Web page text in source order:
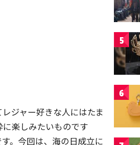
ジャー好きな人にはたま
楽しみたいものです
。今回は、海の日成立に
5
6